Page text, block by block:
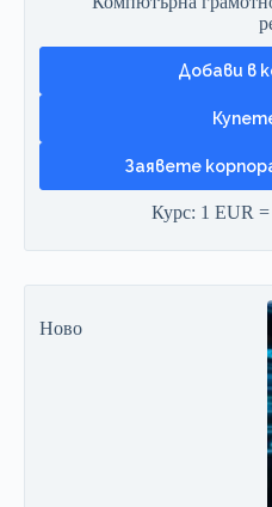
Добави в
Заявете
Курс: 1 EUR
Ново